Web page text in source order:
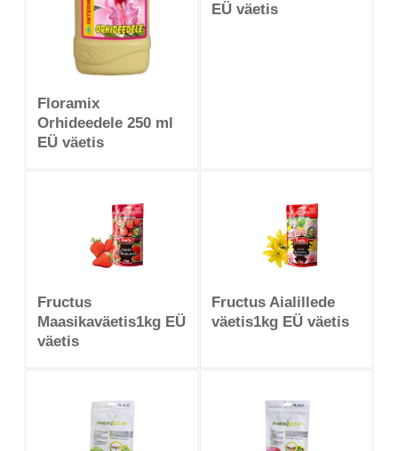
Floramix
Orhideedele 250 ml
EÜ väetis
EÜ väetis
Fructus
Maasikaväetis1kg EÜ
väetis
Fructus Aialillede
väetis1kg EÜ väetis